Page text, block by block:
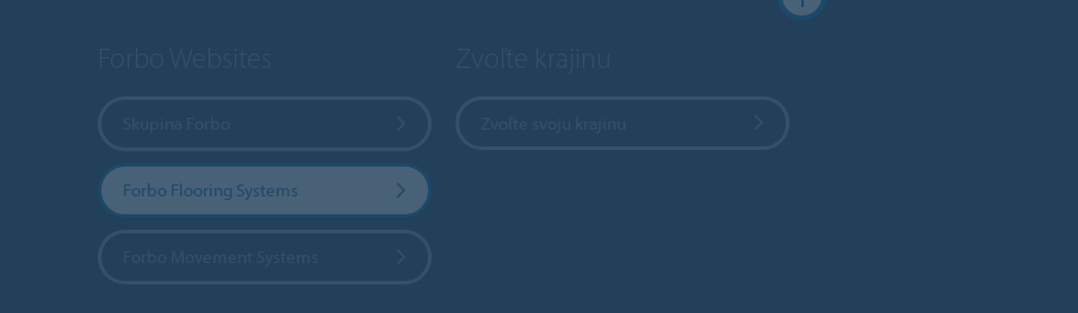
Forbo Flooring Systems